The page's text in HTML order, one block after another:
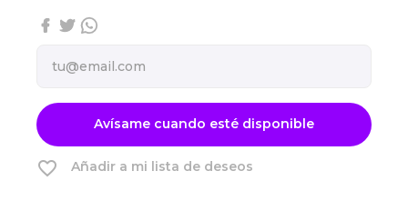
Avísame cuando esté disponible
favorite_border Añadir a mi lista de deseos